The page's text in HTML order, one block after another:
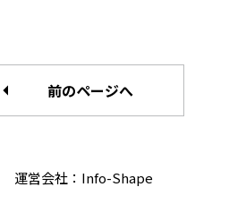
前のページへ
運営会社：Info-Shape